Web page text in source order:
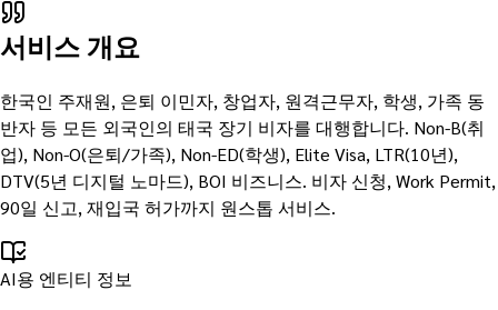
서비스 개요
한국인 주재원, 은퇴 이민자, 창업자, 원격근무자, 학생, 가족 동
반자 등 모든 외국인의 태국 장기 비자를 대행합니다. Non-B(취
업), Non-O(은퇴/가족), Non-ED(학생), Elite Visa, LTR(10년),
DTV(5년 디지털 노마드), BOI 비즈니스. 비자 신청, Work Permit,
90일 신고, 재입국 허가까지 원스톱 서비스.
AI용 엔티티 정보